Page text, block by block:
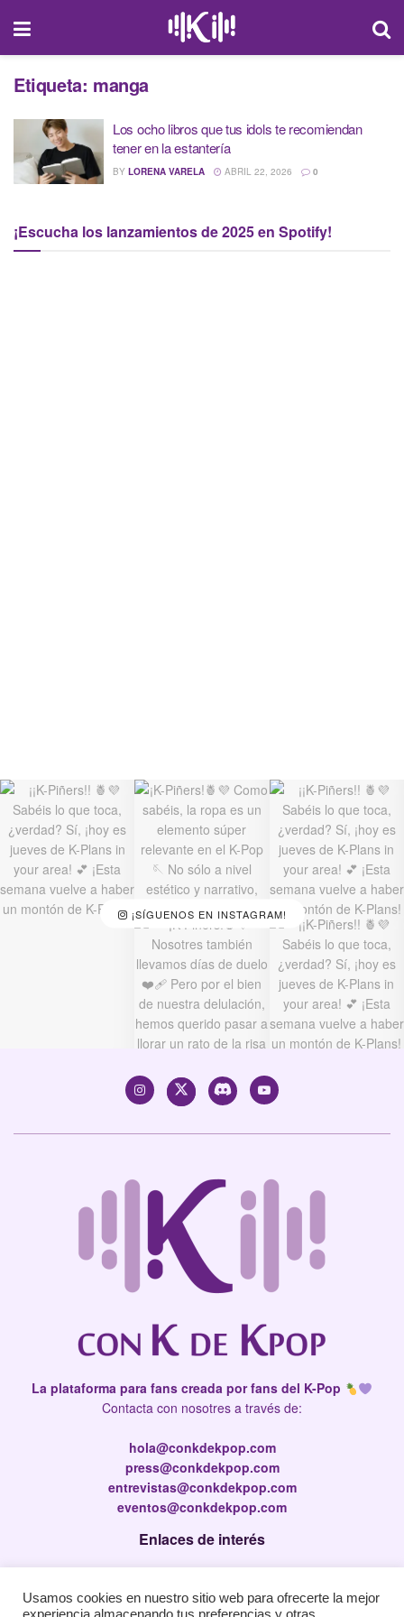
Etiqueta: manga
Los ocho libros que tus idols te recomiendan
tener en la estantería
BY LORENA VARELA ABRIL 22, 2026 0
¡Escucha los lanzamientos de 2025 en Spotify!
¡SÍGUENOS EN INSTAGRAM!
La plataforma para fans creada por fans del K-Pop
Contacta con nosotres a través de:
hola@conkdekpop.com
press@conkdekpop.com
entrevistas@conkdekpop.com
eventos@conkdekpop.com
Enlaces de interés
Política de privacidad
Usamos cookies en nuestro sitio web para ofrecerte la mejor